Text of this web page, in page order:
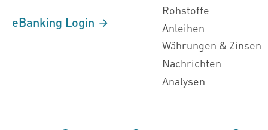
eBanking Login
Rohstoffe
Anleihen
Währungen & Zinsen
Nachrichten
Analysen